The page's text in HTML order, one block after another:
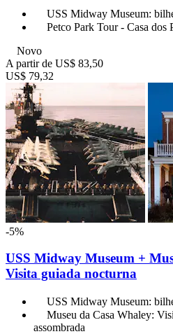
USS Midway Museum:
Petco Park Tour - Casa dos
Novo
A partir de US$ 83,50
US$ 79,32
-5%
USS Midway Museum +
Visita guiada nocturna
USS Midway Museum:
Museu da Casa Whaley:
assombrada